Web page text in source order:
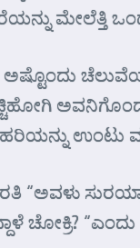
ಮೇಲೆತ್ತಿ
ಉಂಟು
“ಅವಳು
ಚೋಕ್ರಿ? “ಎಂದು